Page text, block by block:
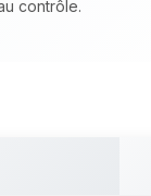
contrôle.